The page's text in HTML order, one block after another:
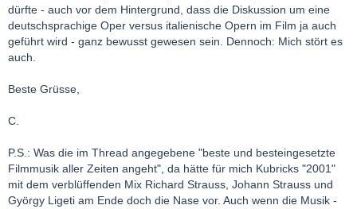
dürfte - auch vor dem Hintergrund, dass die Diskussion um eine
deutschsprachige Oper versus italienische Opern im Film ja auch
geführt wird - ganz bewusst gewesen sein. Dennoch: Mich stört es
auch.
Beste Grüsse,
C.
P.S.: Was die im Thread angegebene "beste und besteingesetzte
Filmmusik aller Zeiten angeht", da hätte für mich Kubricks "2001"
mit dem verblüffenden Mix Richard Strauss, Johann Strauss und
György Ligeti am Ende doch die Nase vor. Auch wenn die Musik -